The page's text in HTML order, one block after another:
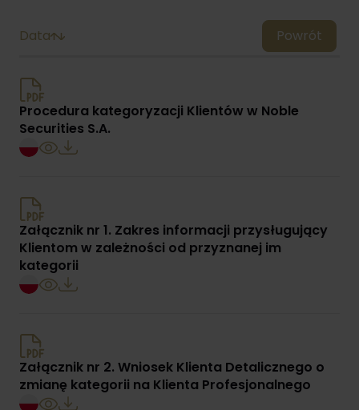
Data Powrót
Procedura kategoryzacji Klientów w Noble
Securities S.A.
Załącznik nr 1. Zakres informacji przysługujący
Klientom w zależności od przyznanej im
kategorii
Załącznik nr 2. Wniosek Klienta Detalicznego o
zmianę kategorii na Klienta Profesjonalnego